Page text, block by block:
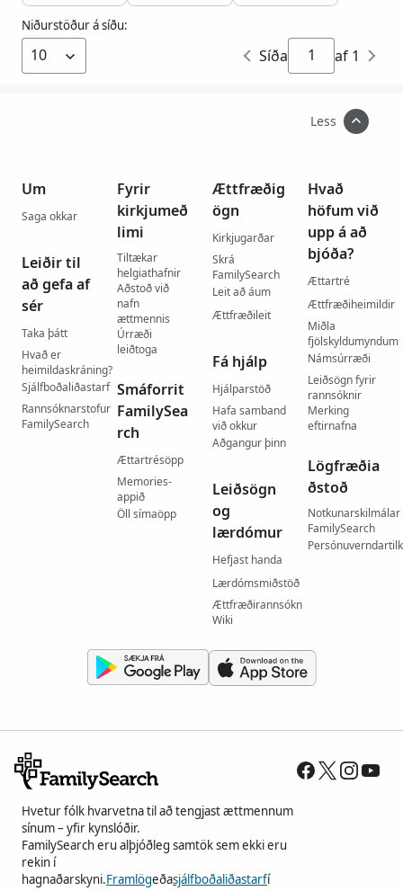
Niðurstöður á síðu:
Síða af 1
Less
Um
Saga okkar
Leiðir til
að gefa af
sér
Taka þátt
Hvað er
heimildaskráning?
Sjálfboðaliðastarf
Rannsóknarstofur
FamilySearch
Fyrir
kirkjumeð
limi
Tiltækar
helgiathafnir
Aðstoð við
nafn
ættmennis
Úrræði
leiðtoga
Smáforrit
FamilySea
rch
Ættartrésöpp
Memories-
appið
Öll símaöpp
Ættfræðig
ögn
Kirkjugarðar
Skrá
FamilySearch
Leit að áum
Ættfræðileit
Fá hjálp
Hjálparstöð
Hafa samband
við okkur
Aðgangur þinn
Leiðsögn
og
lærdómur
Hefjast handa
Lærdómsmiðstöð
Ættfræðirannsókn
Wiki
Hvað
höfum við
upp á að
bjóða?
Ættartré
Ættfræðiheimildir
Miðla
fjölskyldumyndum
Námsúrræði
Leiðsögn fyrir
rannsóknir
Merking
eftirnafna
Lögfræðia
ðstoð
Notkunarskilmálar
FamilySearch
Hvetur fólk hvarvetna til að tengjast ættmennum
sínum – yfir kynslóðir.
FamilySearch eru alþjóðleg samtök sem ekki eru
rekin í
hagnaðarskyni.Framlögeðasjálfboðaliðastarfí